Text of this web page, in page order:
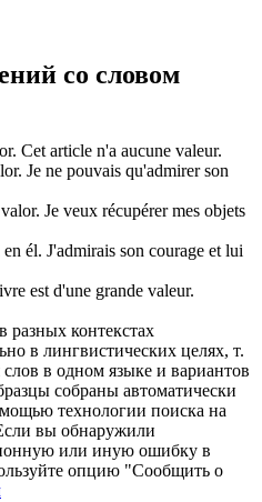
со словом
. Cet article n'a aucune valeur.
. Je ne pouvais qu'admirer son
valor. Je veux récupérer mes objets
él. J'admirais son courage et lui
est d'une grande valeur.
разных контекстах
в лингвистических целях, т.
в одном языке и вариантов
собраны автоматически
технологии поиска на
вы обнаружили
или иную ошибку в
опцию "Сообщить о